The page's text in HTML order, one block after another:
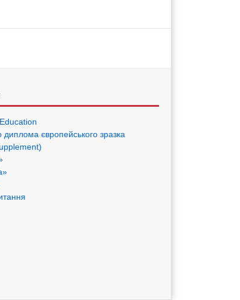
диплома європейського зразка